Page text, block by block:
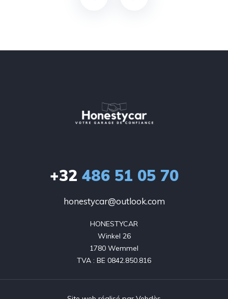
+32 486 51 05 70
honestycar@outlook.com
HONESTYCAR
Winkel 26
1780 Wemmel
TVA : BE 0842.850.816